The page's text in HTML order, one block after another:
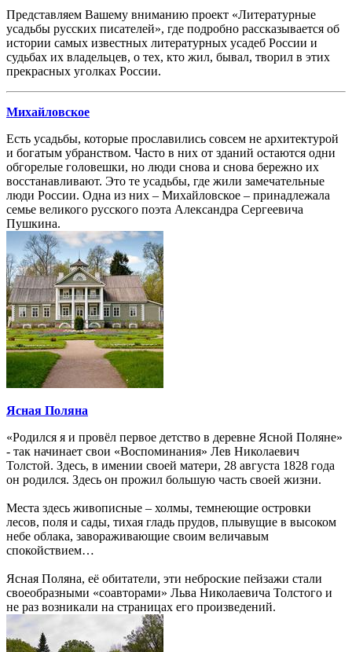
Представляем Вашему вниманию проект «Литературные
усадьбы русских писателей», где подробно рассказывается об
истории самых известных литературных усадеб России и
судьбах их владельцев, о тех, кто жил, бывал, творил в этих
прекрасных уголках России.
Михайловское
Есть усадьбы, которые прославились совсем не архитектурой
и богатым убранством. Часто в них от зданий остаются одни
обгорелые головешки, но люди снова и снова бережно их
восстанавливают. Это те усадьбы, где жили замечательные
люди России. Одна из них – Михайловское – принадлежала
семье великого русского поэта Александра Сергеевича
Пушкина.
Ясная Поляна
«Родился я и провёл первое детство в деревне Ясной Поляне»
- так начинает свои «Воспоминания» Лев Николаевич
Толстой. Здесь, в имении своей матери, 28 августа 1828 года
он родился. Здесь он прожил большую часть своей жизни.
Места здесь живописные – холмы, темнеющие островки
лесов, поля и сады, тихая гладь прудов, плывущие в высоком
небе облака, завораживающие своим величавым
спокойствием…
Ясная Поляна, её обитатели, эти неброские пейзажи стали
своеобразными «соавторами» Льва Николаевича Толстого и
не раз возникали на страницах его произведений.